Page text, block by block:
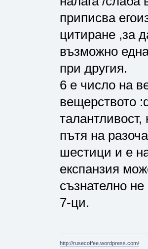
приписва
цитиране ,за
възможно
при другия.
6 е число на
вещерството
пътя на
шестици и е
експанзия
съзнателно
7-ци.
http://rusecoffee.wordpress.com/